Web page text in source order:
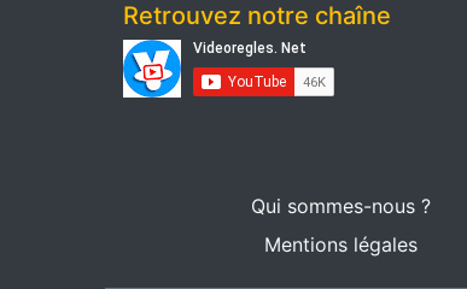
Retrouvez notre chaîne
Qui sommes-nous ?
Mentions légales